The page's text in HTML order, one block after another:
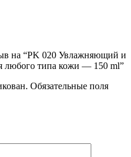
на “PK 020 Увлажняющий и
любого типа кожи — 150 ml”
Обязательные поля